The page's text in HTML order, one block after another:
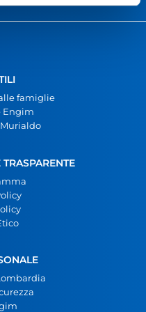
famiglie
Engim